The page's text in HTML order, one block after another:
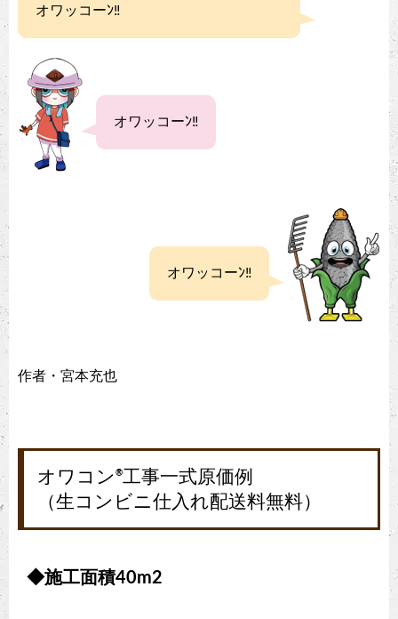
オワッコーﾝ‼︎
オワッコーﾝ‼
オワッコーﾝ‼
作者・宮本充也
オワコン ®工事一式原価例
（生コンビニ仕入れ配送料無料）
◆施工面積40m2